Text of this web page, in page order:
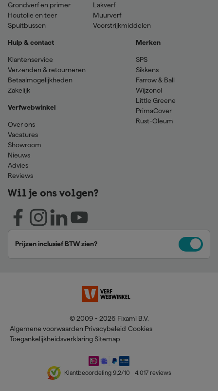
Grondverf en primer
Houtolie en teer
Spuitbussen
Lakverf
Muurverf
Voorstrijkmiddelen
Hulp & contact
Klantenservice
Verzenden & retourneren
Betaalmogelijkheden
Zakelijk
Verfwebwinkel
Over ons
Vacatures
Showroom
Nieuws
Advies
Reviews
Merken
SPS
Sikkens
Farrow & Ball
Wijzonol
Little Greene
PrimaCover
Rust-Oleum
Wil je ons volgen?
Prijzen inclusief BTW zien?
© 2009 - 2026 Fixami B.V.
Algemene voorwaarden Privacybeleid Cookies
Toegankelijkheidsverklaring Sitemap
Klantbeoordeling 9,2/10 4.017 reviews